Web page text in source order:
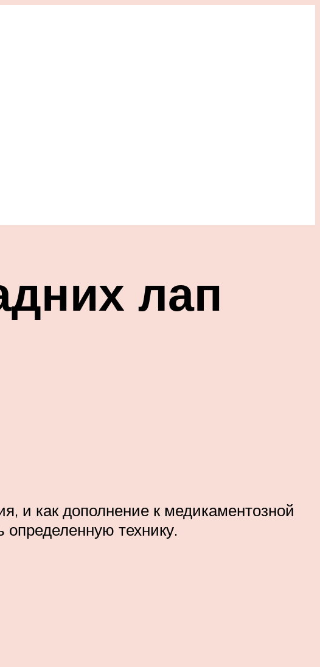
лап
и как дополнение к медикаментозной
технику.